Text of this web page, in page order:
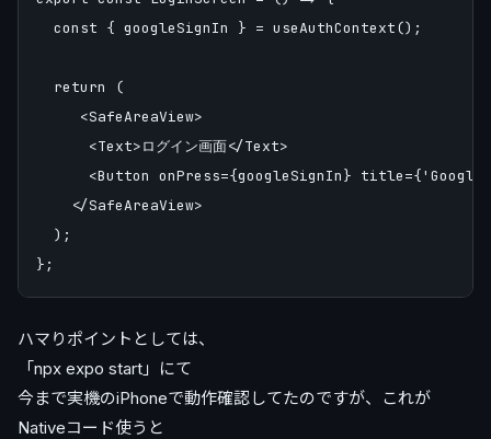
  const { googleSignIn } = useAuthContext();
  return (
     <SafeAreaView>
      <Text>ログイン画面</Text>
<Button onPress={googleSignIn} title={'Google
    </SafeAreaView>
  );
ハマりポイントとしては、
「npx expo start」にて
今まで実機のiPhoneで動作確認してたのですが、これが
Nativeコード使うと